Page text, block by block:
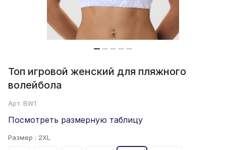
Топ игровой женский для пляжного
волейбола
Арт. BW1
Посмотреть размерную таблицу
Размер : 2XL